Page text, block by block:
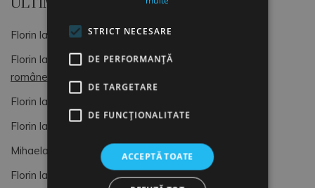
ULTIMELE COMENTARII
Florin la
OCUPATII SI CODURI COR
Florin la
Dimitrie Gusti, o lumină pentru sociologia
românească (4)
Florin la
Florin la
Formular de Exit interviu
Mihaela
Formular de Exit interviu
Florin la
OCUPATII SI CODURI COR
STRICT NECESARE
DE PERFORMANȚĂ
DE TARGETARE
DE FUNCŢIONALITATE
ACCEPTĂ TOATE